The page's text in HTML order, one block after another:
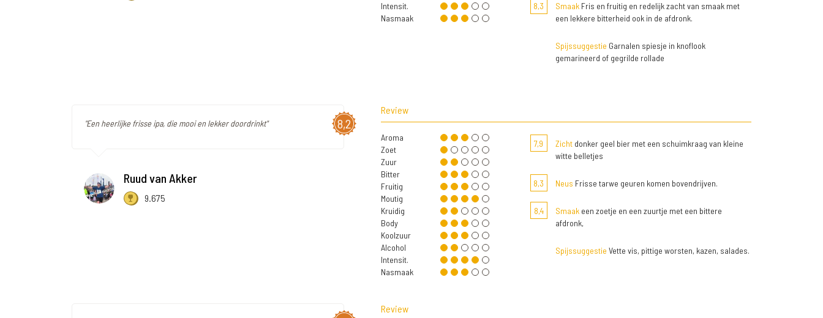
Intensit.
Nasmaak
8,3 SmaakFris en fruitig en redelijk zacht van smaak met
een lekkere bitterheid ook in de afdronk.
Spijssuggestie Garnalen spiesje in knoflook
gemarineerd of gegrilde rollade
8,2
"Een heerlijke frisse ipa, die mooi en lekker doordrinkt"
Ruud van Akker
9.675
Review
Aroma
Zoet
Zuur
Bitter
Fruitig
Moutig
Kruidig
Body
Koolzuur
Alcohol
Intensit.
Nasmaak
7,9 Zichtdonker geel bier met een schuimkraag van kleine
witte belletjes
8,3 Neus Frisse tarwe geuren komen bovendrijven.
8,4 Smaakeen zoetje en een zuurtje met een bittere
afdronk,
Spijssuggestie Vette vis, pittige worsten, kazen, salades.
Review